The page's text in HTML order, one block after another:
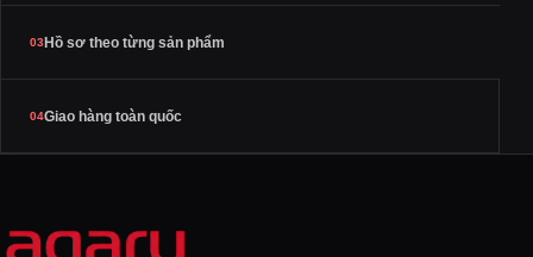
03Hồ sơ theo từng sản phẩm
04Giao hàng toàn quốc